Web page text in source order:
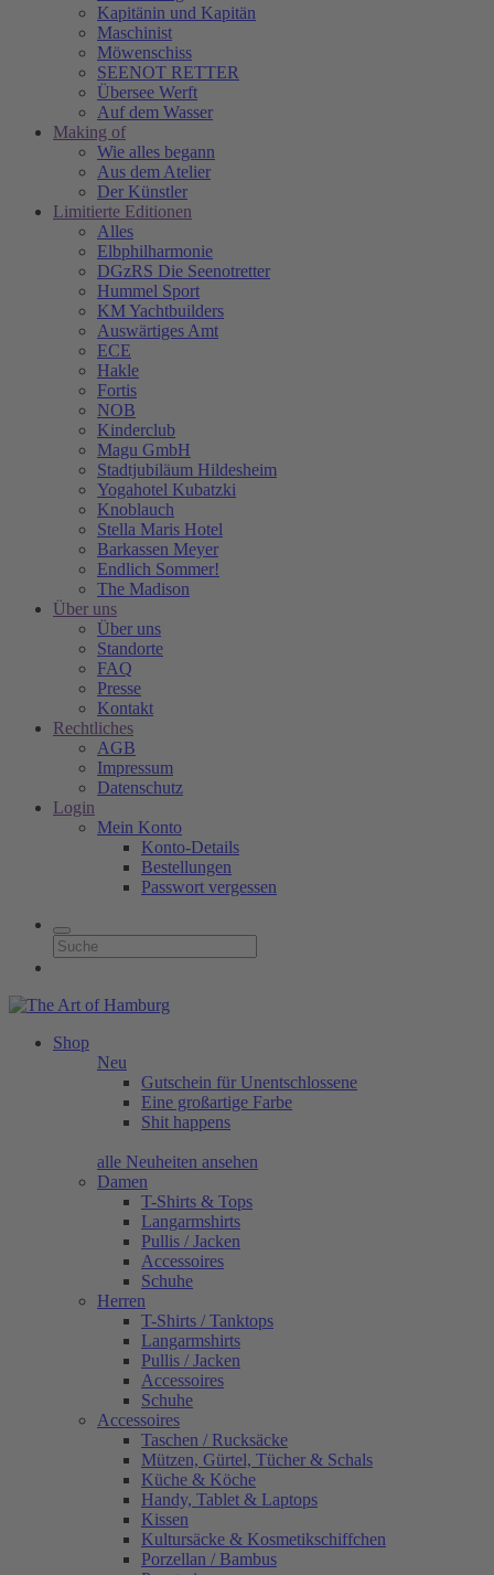
Kapitänin und Kapitän
Maschinist
Möwenschiss
SEENOT RETTER
Übersee Werft
Auf dem Wasser
Making of
Wie alles begann
Aus dem Atelier
Der Künstler
Limitierte Editionen
Alles
Elbphilharmonie
DGzRS Die Seenotretter
Hummel Sport
KM Yachtbuilders
Auswärtiges Amt
ECE
Hakle
Fortis
NOB
Kinderclub
Magu GmbH
Stadtjubiläum Hildesheim
Yogahotel Kubatzki
Knoblauch
Stella Maris Hotel
Barkassen Meyer
Endlich Sommer!
The Madison
Über uns
Über uns
Standorte
FAQ
Presse
Kontakt
Rechtliches
AGB
Impressum
Datenschutz
Login
Mein Konto
Konto-Details
Bestellungen
Passwort vergessen
Shop
Neu
Gutschein für Unentschlossene
Eine großartige Farbe
Shit happens
alle Neuheiten ansehen
Damen
T-Shirts & Tops
Langarmshirts
Pullis / Jacken
Accessoires
Schuhe
Herren
T-Shirts / Tanktops
Langarmshirts
Pullis / Jacken
Accessoires
Schuhe
Accessoires
Taschen / Rucksäcke
Mützen, Gürtel, Tücher & Schals
Küche & Köche
Handy, Tablet & Laptops
Kissen
Kultursäcke & Kosmetikschiffchen
Porzellan / Bambus